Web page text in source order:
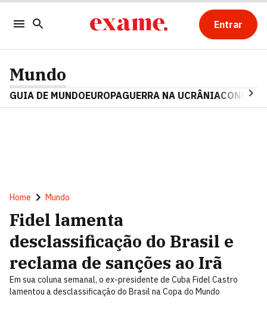
Entrar
Mundo
GUIA DE MUNDOEUROPAGUERRA NA UCRÂNIA
Home Mundo
Fidel lamenta
desclassificação do Brasil e
reclama de sanções ao Irã
Em sua coluna semanal, o ex-presidente de Cuba Fidel Castro
lamentou a desclassificação do Brasil na Copa do Mundo